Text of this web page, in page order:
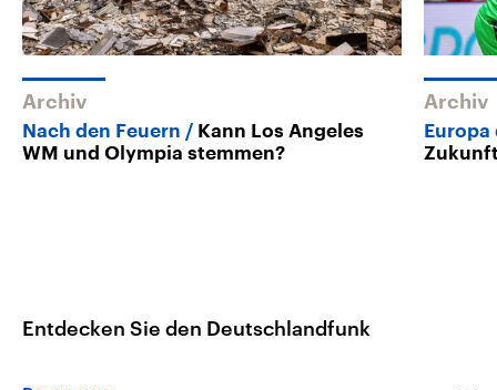
Archiv
Nach den Feuern
Kann Los Angeles
WM und Olympia stemmen?
Archiv
Entdecken Sie den Deutschlandfunk